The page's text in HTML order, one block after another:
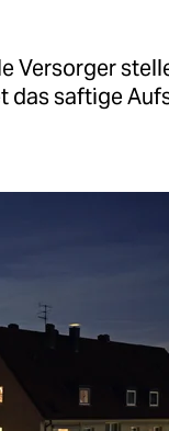
Versorger
das saftige